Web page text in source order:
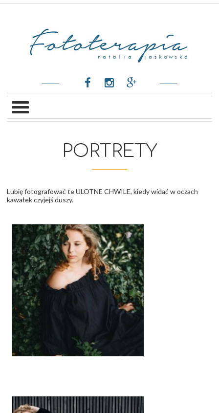
PORTRETY
Lubię fotografować te ULOTNE CHWILE, kiedy widać w oczach
kawałek czyjejś duszy.